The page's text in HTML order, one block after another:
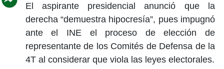
El aspirante presidencial anunció que la
derecha “demuestra hipocresía”, pues impugnó
ante el INE el proceso de elección de
representante de los Comités de Defensa de la
4T al considerar que viola las leyes electorales.